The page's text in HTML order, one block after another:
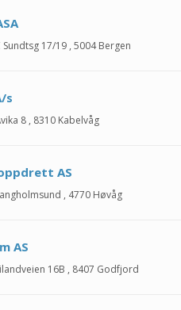
Sundtsg 17/19 , 5004 Bergen
s
8 , 8310 Kabelvåg
AS
, 4770 Høvåg
AS
16B , 8407 Godfjord